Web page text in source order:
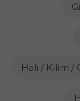
Halı / Kilim /